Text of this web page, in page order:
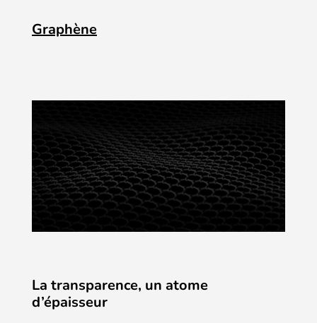
Graphène
La transparence, un atome
d’épaisseur